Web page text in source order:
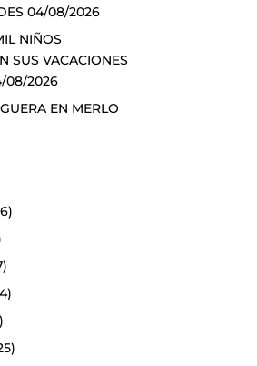
04/08/2026
NIÑOS
SUS VACACIONES
08/2026
EN MERLO